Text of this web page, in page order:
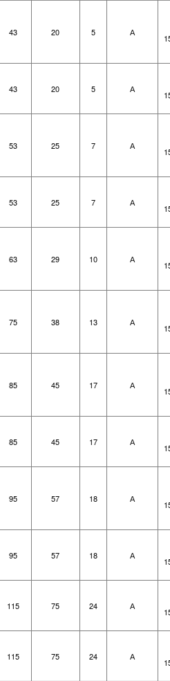
43 20 5 А
43 20 5 А
53 25 7 А
53 25 7 А
63 29 10 А
75 38 13 А
85 45 17 А
85 45 17 А
95 57 18 А
95 57 18 А
115 75 24 А
115 75 24 А